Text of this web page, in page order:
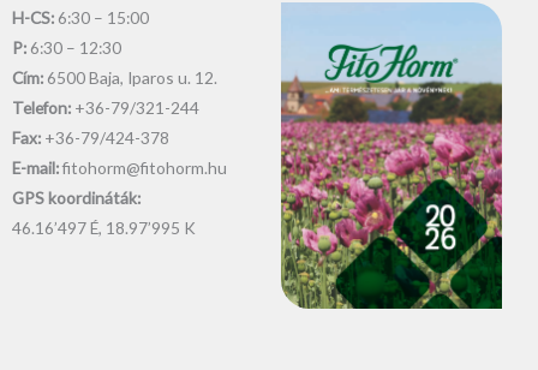
H-CS: 6:30 – 15:00
P: 6:30 – 12:30
Cím: 6500 Baja, Iparos u. 12.
Telefon: +36-79/321-244
Fax: +36-79/424-378
E-mail:fitohorm@fitohorm.hu
GPS koordináták:
46.16’497 É, 18.97’995 K